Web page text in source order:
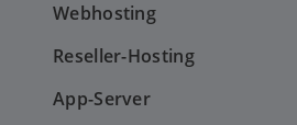
Webhosting
Reseller-Hosting
App-Server